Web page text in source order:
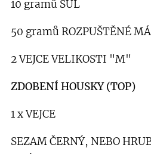
10 gramů SŮL
50 gramů ROZPUŠTĚNÉ
2 VEJCE VELIKOSTI "M"
ZDOBENÍ HOUSKY (TOP)
1 x VEJCE
SEZAM ČERNÝ, NEBO